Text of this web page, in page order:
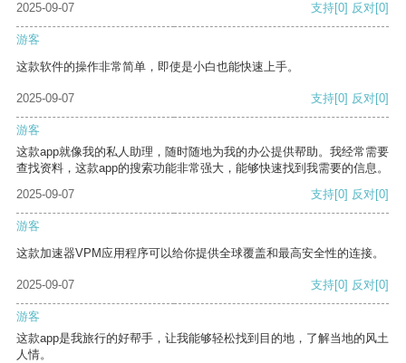
2025-09-07 支持[0] 反对[0]
游客
这款软件的操作非常简单，即使是小白也能快速上手。
2025-09-07 支持[0] 反对[0]
游客
这款app就像我的私人助理，随时随地为我的办公提供帮助。我经常需要
查找资料，这款app的搜索功能非常强大，能够快速找到我需要的信息。
2025-09-07
支持[0] 反对[0]
游客
这款加速器VPM应用程序可以给你提供全球覆盖和最高安全性的连接。
2025-09-07 支持[0] 反对[0]
游客
这款app是我旅行的好帮手，让我能够轻松找到目的地，了解当地的风土
人情。